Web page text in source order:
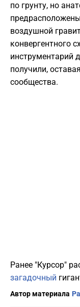
по грунту, но
воздушной
конвергентного
инструментарий
получили,
сообщества.
Ранее "Курсор"
загадочный
Автор материала